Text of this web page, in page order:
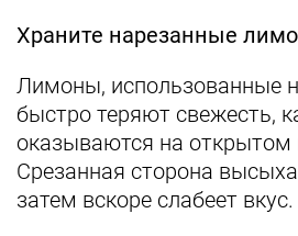
Храните нарезанные
Лимоны, использованные
быстро теряют свежесть,
оказываются на открытом
Срезанная сторона
затем вскоре слабеет вкус.